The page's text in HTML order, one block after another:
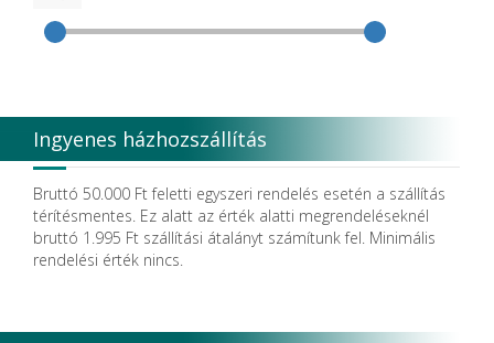
Coxo Medical Instrument Co. Ltd.
Degradable Solutions AG
DELTA RT.
Dendia GmbH
DenMat Holdings, LLC
Dental Film srl.
Dental Pacific
Dentis
Ingyenes házhozszállítás
Bruttó 50.000 Ft feletti egyszeri rendelés esetén a szállítás
térítésmentes. Ez alatt az érték alatti megrendeléseknél
bruttó 1.995 Ft szállítási átalányt számítunk fel. Minimális
rendelési érték nincs.